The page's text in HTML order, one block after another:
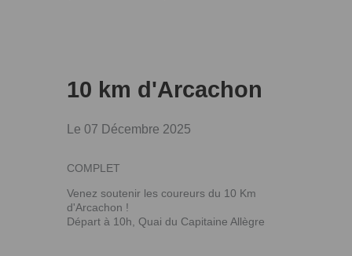
10 km d'Arcachon
Le 07 Décembre 2025
COMPLET
Venez soutenir les coureurs du 10 Km
d'Arcachon !
Départ à 10h, Quai du Capitaine Allègre